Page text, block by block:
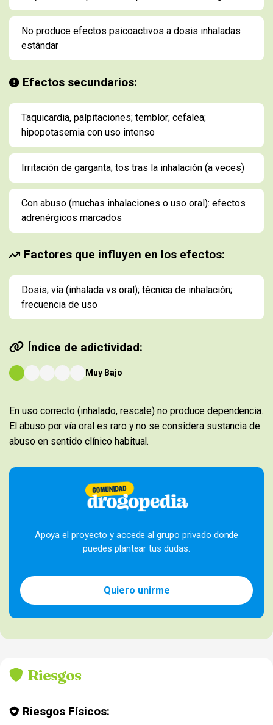
No produce efectos psicoactivos a dosis inhaladas
estándar
Efectos secundarios:
Taquicardia, palpitaciones; temblor; cefalea;
hipopotasemia con uso intenso
Irritación de garganta; tos tras la inhalación (a veces)
Con abuso (muchas inhalaciones o uso oral): efectos
adrenérgicos marcados
Factores que influyen en los efectos:
Dosis; vía (inhalada vs oral); técnica de inhalación;
frecuencia de uso
Índice de adictividad:
Muy Bajo
En uso correcto (inhalado, rescate) no produce dependencia.
El abuso por vía oral es raro y no se considera sustancia de
abuso en sentido clínico habitual.
Apoya el proyecto y accede al grupo privado donde
puedes plantear tus dudas.
Quiero unirme
Riesgos
Riesgos Físicos: